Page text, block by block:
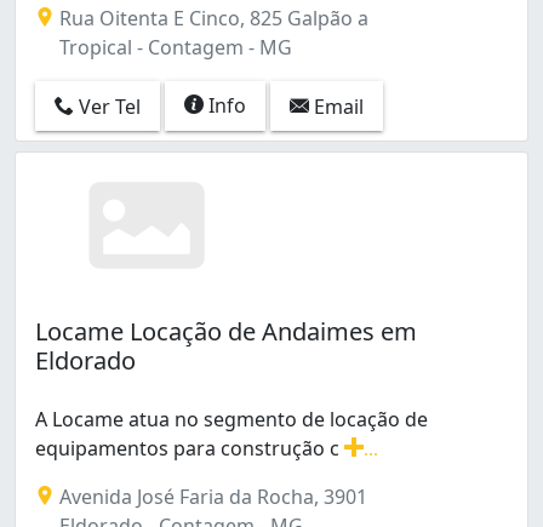
Rua Oitenta E Cinco, 825 Galpão a
Tropical - Contagem - MG
Ver Tel Info Email
Locame Locação de Andaimes em
Eldorado
A Locame atua no segmento de locação de
equipamentos para construção c
Avenida José Faria da Rocha, 3901